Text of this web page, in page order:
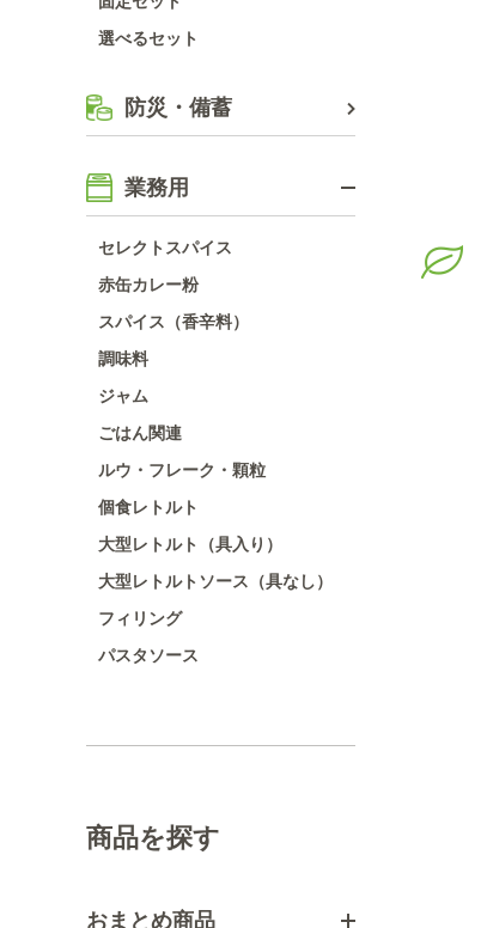
選べるセット
防災・備蓄
業務用
セレクトスパイス
赤缶カレー粉
スパイス（香辛料）
調味料
ジャム
ごはん関連
ルウ・フレーク・顆粒
個食レトルト
大型レトルト（具入り）
大型レトルトソース（具なし）
フィリング
パスタソース
商品を探す
おまとめ商品
袋100g